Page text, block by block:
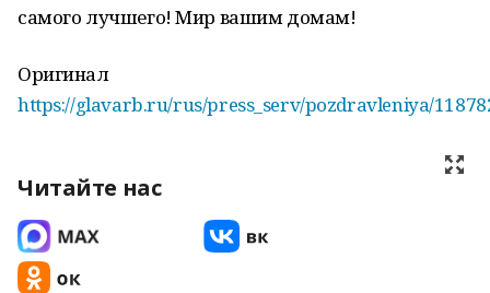
самого лучшего! Мир вашим домам!
Оригинал
https://glavarb.ru/rus/press_serv/pozdravleniya/
Читайте нас